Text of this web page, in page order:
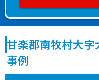
甘楽郡南牧村大
事例